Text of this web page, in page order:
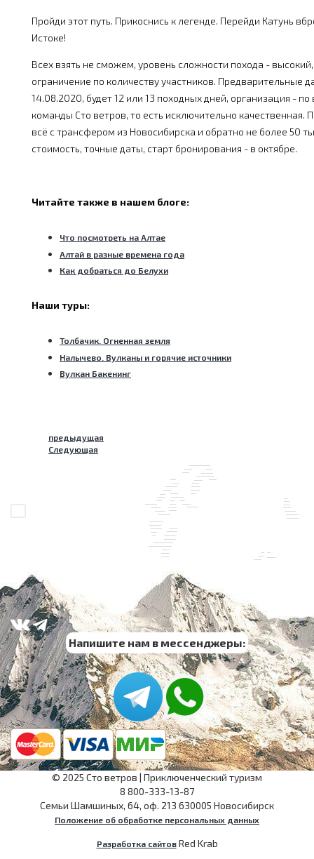
Пройди этот путь. Прикоснись к легенде. Перейди Катунь
Истоке!
Всех взять не сможем, уровень сложности похода -
ограничение по количеству участников. Предварительные
14.08.2020, будет 12 или 13 походных дней, организация -
команды Сто ветров, то есть исключительно качественная.
всё с трансфером из Новосибирска и обратно не более 50
стоимость, точные даты, старт бронирования - в октябре.
Читайте также в нашем блоге:
Что посмотреть на Алтае
Алтай в разные времена года
Как добраться до Белухи
Наши туры:
Толбачик. Огненная земля
Налычево. Вулканы и горячие источники
Вулкан Бакенинг
предыдущая
Следующая
Напишите нам в мессенджеры:
© 2025 Сто ветров | Приключенческий туризм
8 800-333-13-87
Семьи Шамшиных, 64, оф. 213 630005 Новосибирск
Положение об обработке персональных данных
Разработка сайтовRed Krab